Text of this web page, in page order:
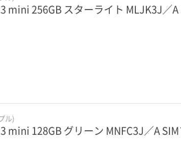
mini 256GB スターライト MLJK3J／A
ル)
mini 128GB グリーン MNFC3J／A SIM